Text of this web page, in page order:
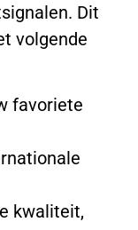
Dit
volgende
favoriete
kwaliteit,